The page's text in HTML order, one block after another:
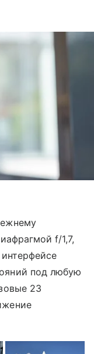
f/1,7,
под любую
23